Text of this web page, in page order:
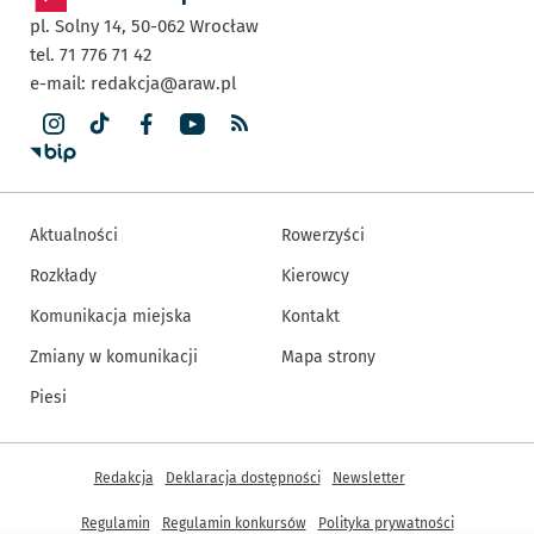
pl. Solny 14, 50-062 Wrocław
tel. 71 776 71 42
e-mail: redakcja@araw.pl
Aktualności
Rozkłady
Komunikacja miejska
Zmiany w komunikacji
Piesi
Rowerzyści
Kierowcy
Kontakt
Mapa strony
Inne informacje
Redakcja Deklaracja dostępności Newsletter
Regulamin Regulamin konkursów Polityka prywatności